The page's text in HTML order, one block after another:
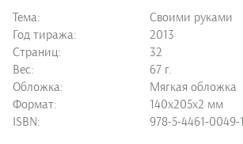
Тема:
Своими руками
Год тиража:
2013
Страниц:
32
Вес:
67 г.
Обложка:
Мягкая обложка
Формат:
140х205х2 мм
ISBN:
978-5-4461-0049-1